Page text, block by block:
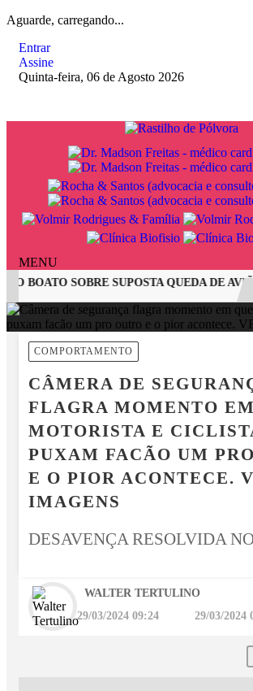
Aguarde, carregando...
Entrar
Assine
Quinta-feira, 06 de Agosto 2026
MENU
BOATO SOBRE SUPOSTA QUEDA DE
EM ALTA
COMPORTAMENTO
CÂMERA DE
FLAGRA MOMENTO
MOTORISTA E
PUXAM FACÃO UM
E O PIOR ACONTECE.
IMAGENS
DESAVENÇA RESOLVIDA
WALTER TERTULINO
29/03/2024 09:24 29/03/2024